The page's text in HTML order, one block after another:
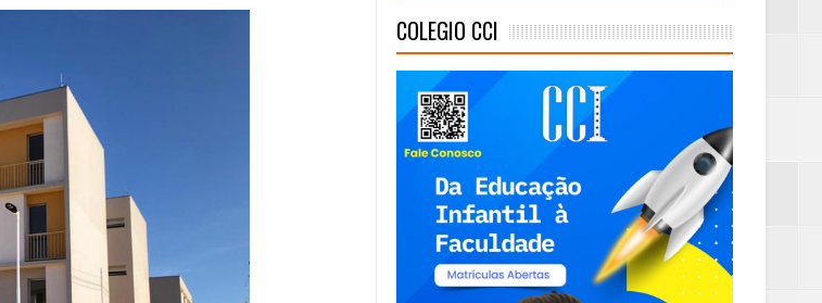
crianças e adolescentes
Tatu por Samambaia, Recanto das Emas e Água Quente
a economia do Distrito Federal
de Samambaia
COLEGIO CCI